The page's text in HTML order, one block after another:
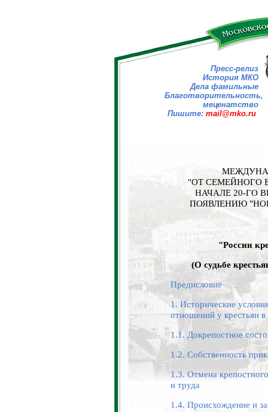
Пресс-релиз
История МКО
Дела фамильные
Благотворительность,
меценатство
Пишите: mail@mko.ru
"ОТ СЕМЕЙНОГО
НАЧАЛЕ 20-ГО
ПОЯВЛЕНИЮ
"России
(О судьбе
Предисловие
1. Исторические
отношений у крестьян в
1.1. Докрепостное
1.2. Собственность
1.3. Отмена
и труда
1.4. Происхождение и